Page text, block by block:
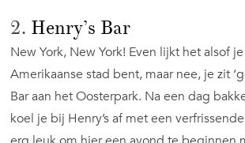
2. Henry’s Bar
New York, New York! Even lijkt het alsof
Amerikaanse stad bent, maar nee, je zit
Bar aan het Oosterpark. Na een dag
koel je bij Henry’s af met een